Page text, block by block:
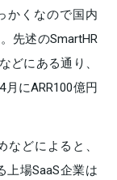
かくなので国内
先述のSmartHR
などにある通り、
にARR100億円
などによると、
上場SaaS企業は